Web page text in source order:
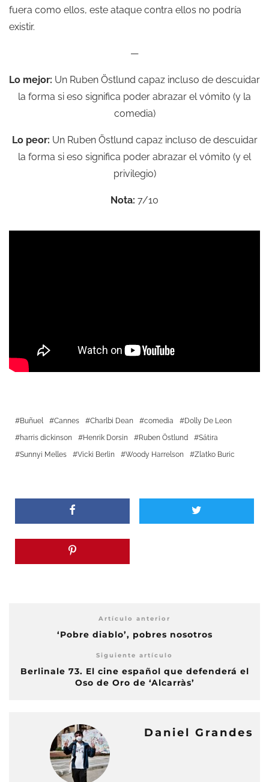
fuera como ellos, este ataque contra ellos no podría
existir.
—
Lo mejor: Un Ruben Östlund capaz incluso de descuidar
la forma si eso significa poder abrazar el vómito (y la
comedia)
Lo peor: Un Ruben Östlund capaz incluso de descuidar
la forma si eso significa poder abrazar el vómito (y el
privilegio)
Nota: 7/10
Buñuel Cannes Charlbi Dean comedia
Dolly De Leon
harris dickinson
Henrik Dorsin Ruben Östlund
Sátira
Sunnyi Melles
Vicki Berlin Woody Harrelson Zlatko Buric
Artículo anterior
‘Pobre diablo’, pobres nosotros
Siguiente artículo
Berlinale 73. El cine español que defenderá el
Oso de Oro de ‘Alcarràs’
Daniel Grandes